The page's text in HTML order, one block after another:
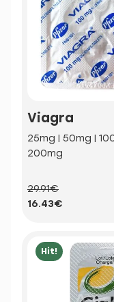
Viagra
25mg | 50mg |
200mg
29.91€
16.43€
Hit!